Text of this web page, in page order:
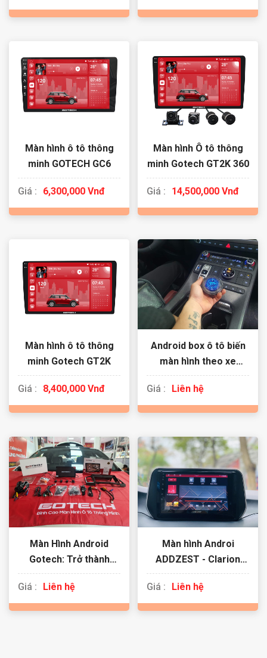
Màn hình ô tô thông
minh GOTECH GC6
Giá : 6,300,000 Vnđ
Màn hình Ô tô thông
minh Gotech GT2K 360
Giá : 14,500,000 Vnđ
Màn hình ô tô thông
minh Gotech GT2K
Giá : 8,400,000 Vnđ
Android box ô tô biến
màn hình theo xe
thành màn hình
Android
Giá : Liên hệ
Màn Hình Android
Gotech: Trở thành
Chuyên Gia Công Nghệ
Khi Lái Xe
Giá : Liên hệ
Màn hình Androi
ADDZEST - Clarion
JAPAN
Giá :
Liên hệ